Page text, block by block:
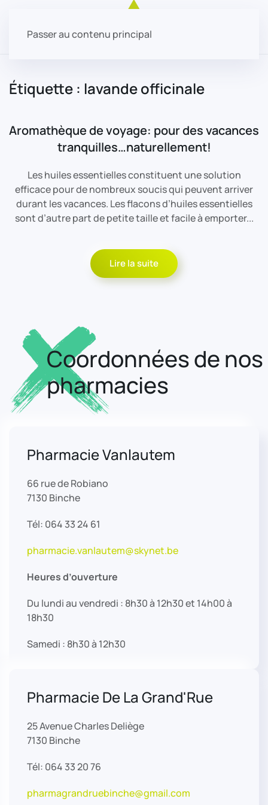
Passer au contenu principal
Étiquette : lavande officinale
Aromathèque de voyage: pour des vacances
tranquilles…naturellement!
Les huiles essentielles constituent une solution
efficace pour de nombreux soucis qui peuvent arriver
durant les vacances. Les flacons d’huiles essentielles
sont d’autre part de petite taille et facile à emporter...
Lire la suite
Coordonnées de nos
pharmacies
Pharmacie Vanlautem
66 rue de Robiano
7130 Binche
Tél: 064 33 24 61
pharmacie.vanlautem@skynet.be
Heures d’ouverture
Du lundi au vendredi : 8h30 à 12h30 et 14h00 à
18h30
Samedi : 8h30 à 12h30
Pharmacie De La Grand'Rue
25 Avenue Charles Deliège
7130 Binche
Tél: 064 33 20 76
pharmagrandruebinche@gmail.com